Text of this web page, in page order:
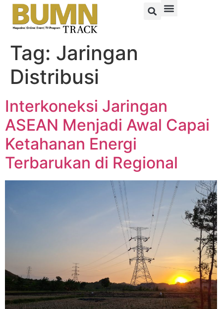
Tag: Jaringan
Distribusi
Interkoneksi Jaringan
ASEAN Menjadi Awal Capai
Ketahanan Energi
Terbarukan di Regional